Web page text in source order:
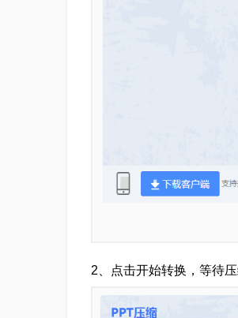
2、点击开始转换，等待压